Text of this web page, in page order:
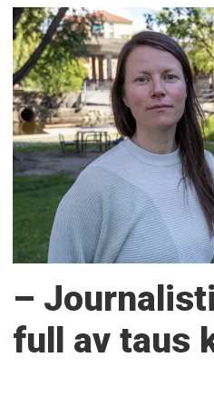
–
full av taus